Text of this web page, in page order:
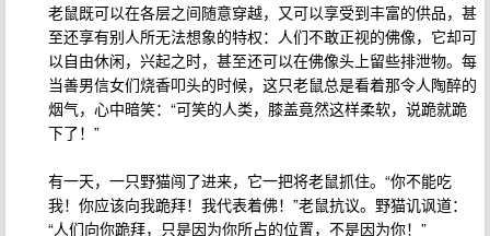
老鼠既可以在各层之间随意穿越，又可以享受到丰富的供品，甚
至还享有别人所无法想象的特权：人们不敢正视的佛像，它却可
以自由休闲，兴起之时，甚至还可以在佛像头上留些排泄物。每
当善男信女们烧香叩头的时候，这只老鼠总是看着那令人陶醉的
烟气，心中暗笑：“可笑的人类，膝盖竟然这样柔软，说跪就跪
下了！”
有一天，一只野猫闯了进来，它一把将老鼠抓住。“你不能吃
我！你应该向我跪拜！我代表着佛！”老鼠抗议。野猫讥讽道：
“人们向你跪拜，只是因为你所占的位置，不是因为你！”